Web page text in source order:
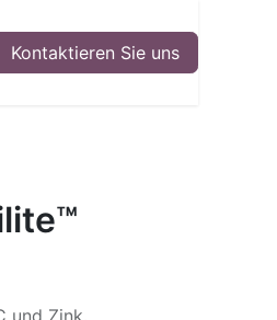
Kontaktieren Sie uns
und Zink.